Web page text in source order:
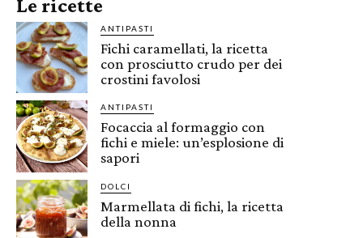
Le ricette
ANTIPASTI
Fichi caramellati, la ricetta
con prosciutto crudo per dei
crostini favolosi
ANTIPASTI
Focaccia al formaggio con
fichi e miele: un’esplosione di
sapori
DOLCI
Marmellata di fichi, la ricetta
della nonna